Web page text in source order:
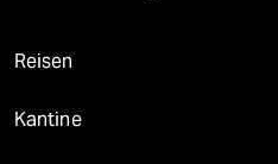
Reisen
Kantine